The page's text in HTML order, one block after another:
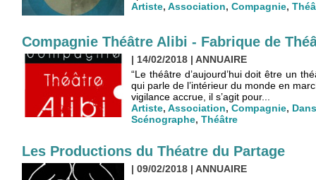
Artiste, Association, Compagnie,
Compagnie Théâtre Alibi - Fabrique de
| 14/02/2018 | ANNUAIRE
“Le théâtre d’aujourd’hui doit être un
qui parle de l’intérieur du monde en
vigilance accrue, il s’agit pour...
Artiste, Association, Compagnie,
Scénographe, Théâtre
Les Productions du Théatre du Partage
| 09/02/2018 | ANNUAIRE